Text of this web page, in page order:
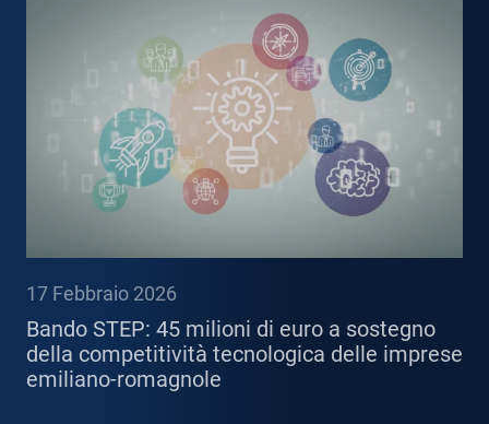
17 Febbraio 2026
Bando STEP: 45 milioni di euro a sostegno
della competitività tecnologica delle imprese
emiliano-romagnole